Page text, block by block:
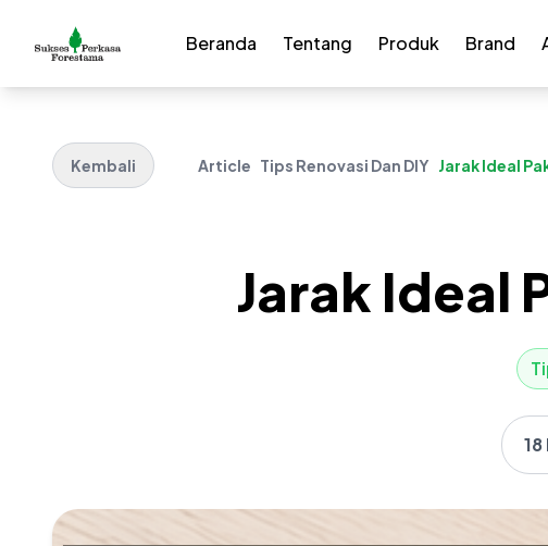
Beranda Tentang Produk Brand
Kembali Article Tips Renovasi Dan DIY Jarak Ideal
Jarak Ideal